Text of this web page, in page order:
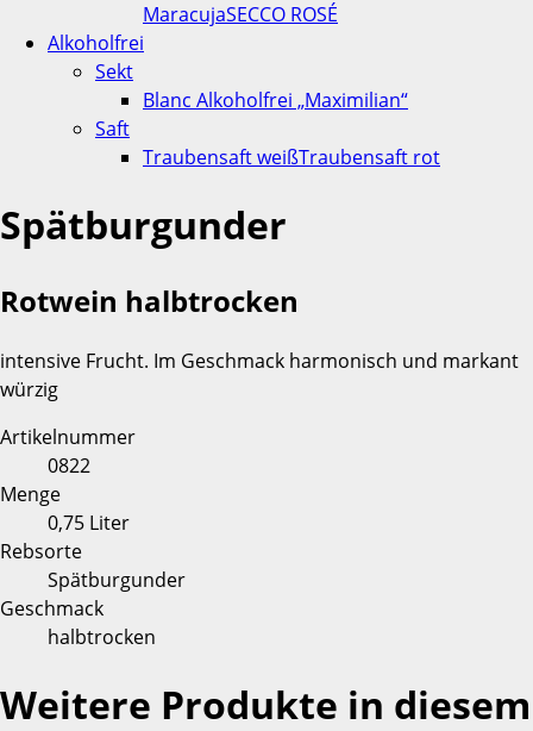
MaracujaSECCO ROSÉ
Alkoholfrei
Sekt
Blanc Alkoholfrei „Maximilian“
Saft
Traubensaft weißTraubensaft rot
Spätburgunder
Rotwein halbtrocken
intensive Frucht. Im Geschmack harmonisch und markant
würzig
Artikelnummer
0822
Menge
0,75 Liter
Rebsorte
Spätburgunder
Geschmack
halbtrocken
Weitere Produkte in diesem